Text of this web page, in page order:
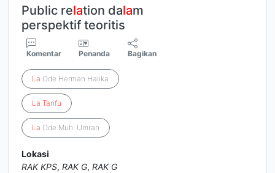
Public relation dalam
perspektif teoritis
Komentar Penanda Bagikan
La Ode Herman Halika
La Tarifu
La Ode Muh. Umran
Lokasi
RAK KPS, RAK G, RAK G